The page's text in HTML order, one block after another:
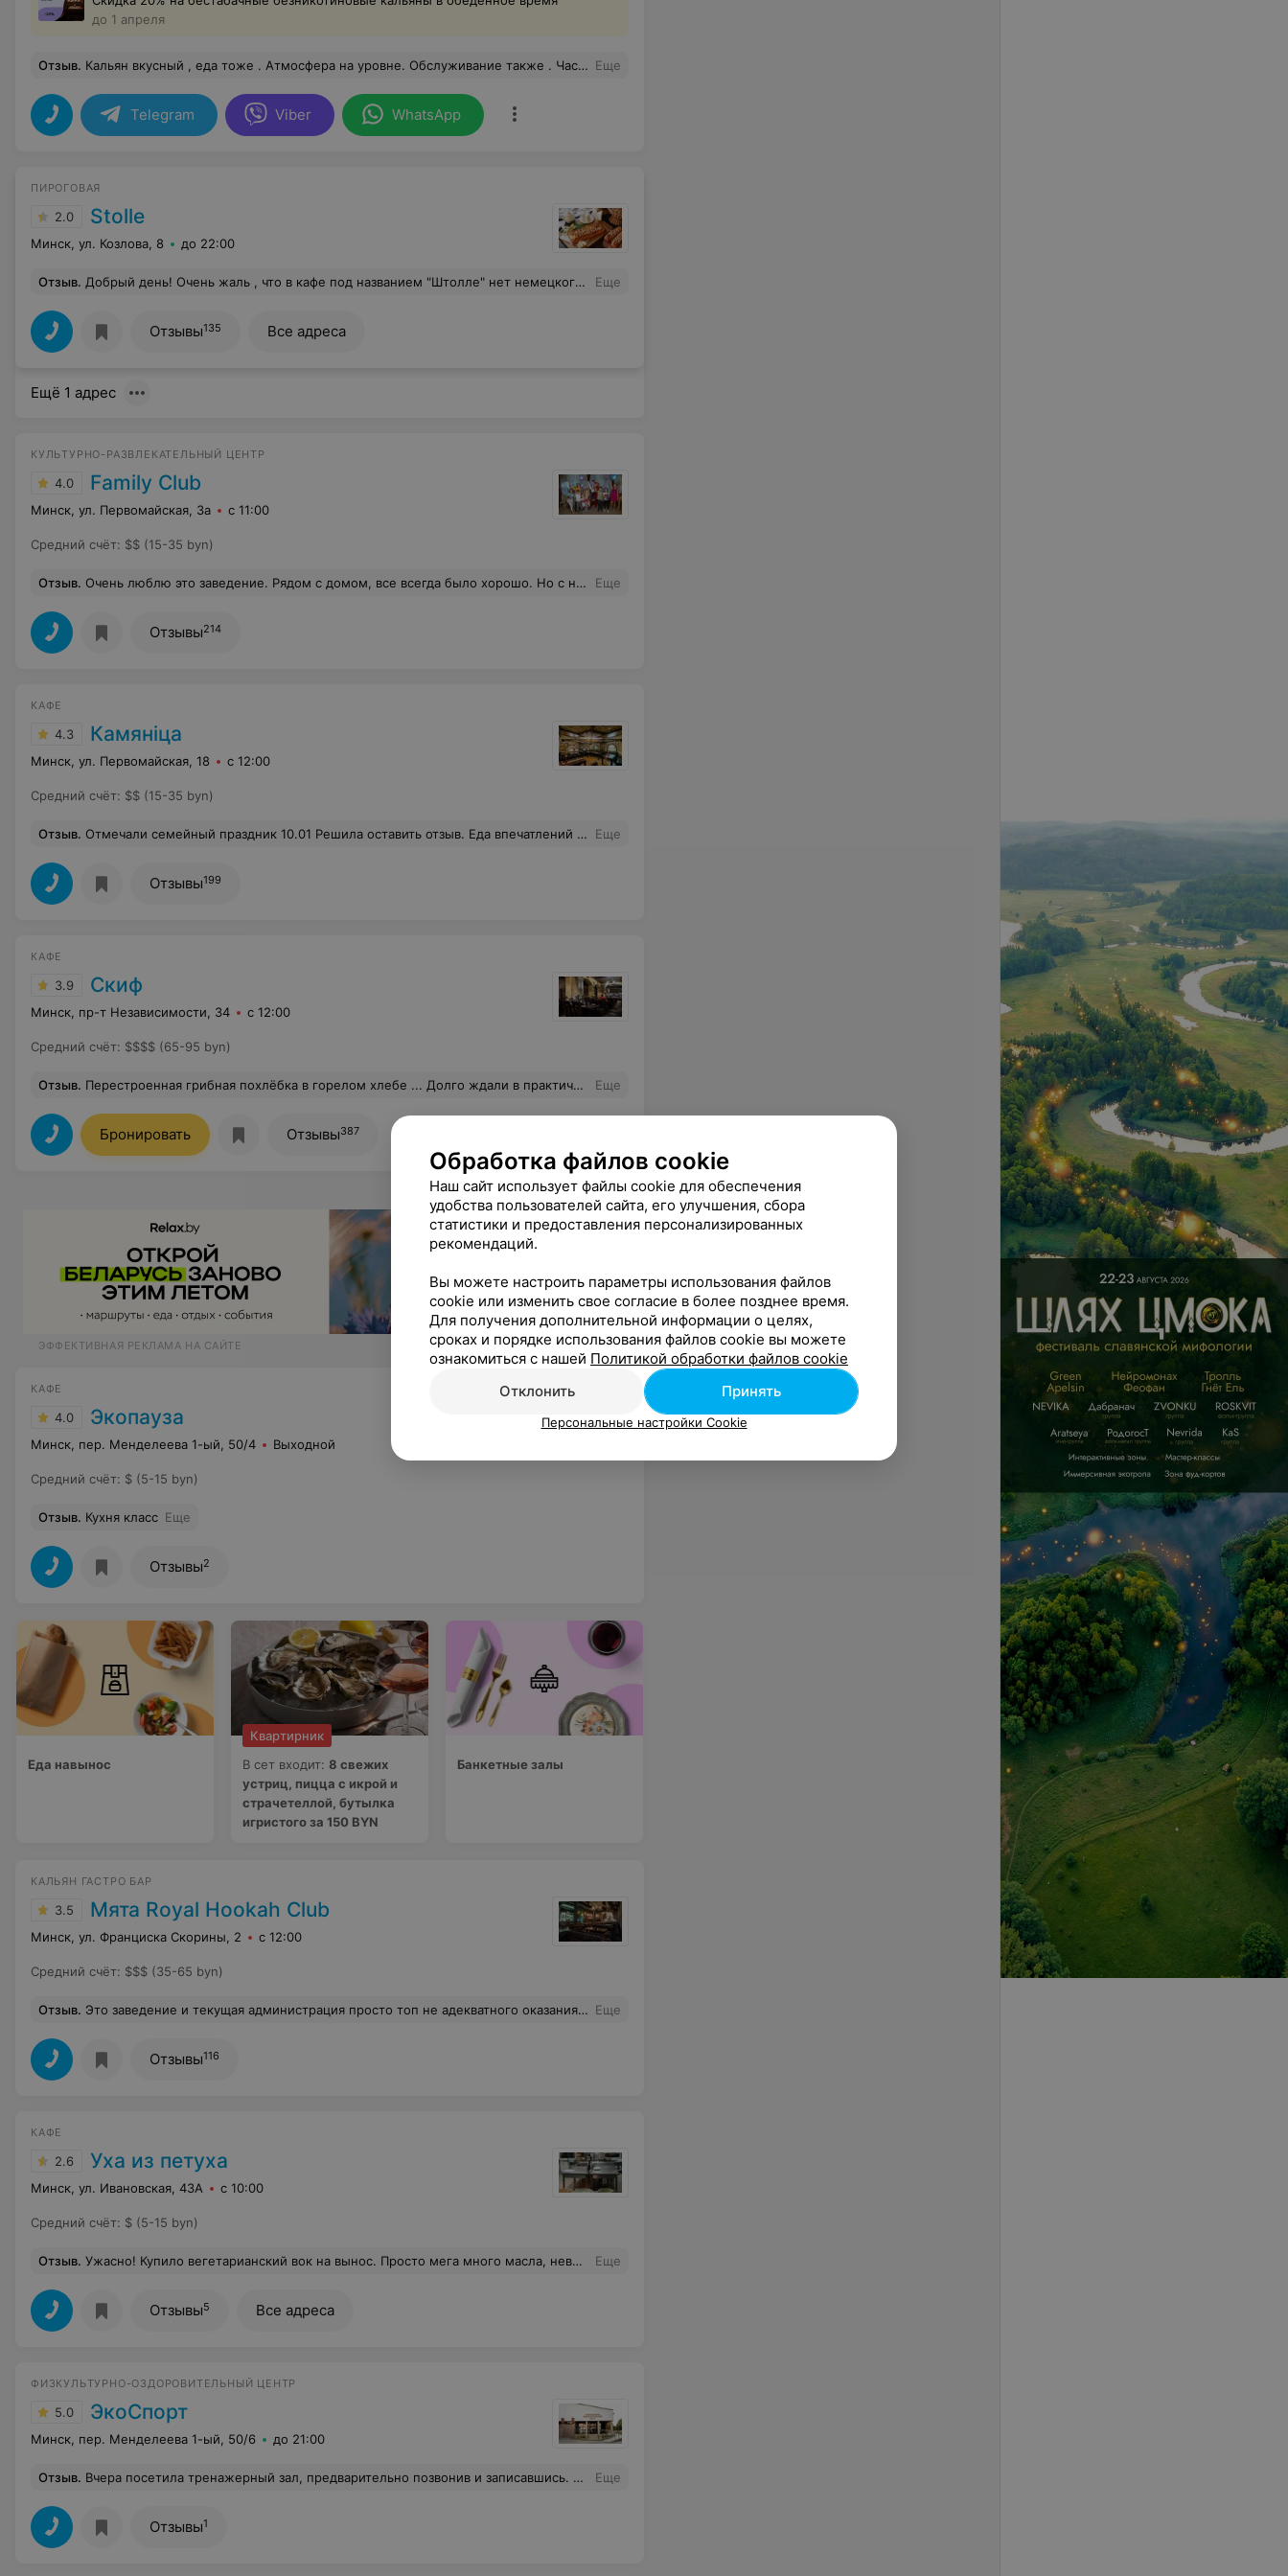
до 1 апреля
Отзыв. Кальян вкусный , еда тоже . Атмосфера на уровне. Обслуживание также . Частичка Питера в Миске Еще
Telegram Viber WhatsApp
ПИРОГОВАЯ
2.0 Stolle
Минск, ул. Козлова, 8 до 22:00
Отзыв. Добрый день! Очень жаль , что в кафе под названием "Штолле" нет немецкого рождественского пирога или кекса Штоллен(Штолля), который готовится за 1-2 недели до праздника и употребляется через этот период! Администрация утверждает , что у них другая история и про эту они знают!! Странно!!! Еще
Отзывы135 Все адреса
Ещё 1 адрес
КУЛЬТУРНО-РАЗВЛЕКАТЕЛЬНЫЙ ЦЕНТР
4.0 Family Сlub
Минск, ул. Первомайская, 3а с 11:00
Средний счёт: $$ (15-35 byn)
Отзыв. Очень люблю это заведение. Рядом с домом, все всегда было хорошо. Но с недавних пор что-то пошло не так. Заказала суп, принесли еле теплый (принесли быстро), попросила подогреть. И снова принесли еле теплый. Спорить и тп не было желания. Ребята, внимательнее к гостям надо быть. Еще
Отзывы214
КАФЕ
4.3 Камяніца
Минск, ул. Первомайская, 18 с 12:00
Средний счёт: $$ (15-35 byn)
Отзыв. Отмечали семейный праздник 10.01 Решила оставить отзыв. Еда впечатлений не оставила . Есть можно, но без желания вернуться ещё раз. Касательно обслуживания- на низком уровне всё. И работа хостес и официантов. Блюда стараются принести быстро и сразу, я бы сказала - торопятся, посуду грязную убирают с трудом. Дозаказ приходилось просить по несколько раз , так как официанты не запоминают , да и не стараются запомнить. Часть блюд по меню - отсутствует. Никому не порекомендую и не вернусь клиентом. Еще
Отзывы199
КАФЕ
3.9 Скиф
Минск, пр-т Независимости, 34 с 12:00
Средний счёт: $$$$ (65-95 byn)
Отзыв. Перестроенная грибная похлёбка в горелом хлебе ... Долго ждали в практически пустом зале официанта, кнопку вызова которого зачем-то установили на столе. При расчете официант даже и не поинтересовалась, понравилась ли нам еда. Конечно, не следует в это пыльное заведение носить денежку. Туалет, кстати, легко нашла по запаху((. Еще
Бронировать Отзывы387
ЭФФЕКТИВНАЯ РЕКЛАМА НА САЙТЕ
КАФЕ
4.0 Экопауза
Минск, пер. Менделеева 1-ый, 50/4 Выходной
Средний счёт: $ (5-15 byn)
Отзыв. Кухня класс Еще
Отзывы2
Еда навынос
Квартирник
В сет входит: 8 свежих
устриц, пицца с икрой и
страчетеллой, бутылка
игристого за 150 BYN
Банкетные залы
КАЛЬЯН ГАСТРО БАР
3.5 Мята Royal Hookah Club
Минск, ул. Франциска Скорины, 2 с 12:00
Средний счёт: $$$ (35-65 byn)
Отзыв. Это заведение и текущая администрация просто топ не адекватного оказания услуг досуга. Заказывал столик через сайт. Мне перезванивал администратор подтвердил заказ. Началось все с того что всех на гостей просто не могли разместить не было кресел или даже стульев. Приходилось как то тесниться, рассаживаться, некоторые коллеги сели по углам стола где хоть был краюшек дивана. На и правда добавили 1 кресло через пару часов, но вечер уже был испорчен, так как ужинать было не удобно. Все закончилось тем что в 21 45 в разгар вечеринки и нашего отдыха к нам подошед администратор и сказал что столик у нас только до 22 00. Это естественно ни кто не обговаривал при пасадке гостей и при брони столика утром. В общем мы не стали спорить, расплатились и ушли . Ребята не тратьте время на это ужасное место. Вот Вам хороший совет. Еще
Отзывы116
КАФЕ
2.6 Уха из петуха
Минск, ул. Ивановская, 43А с 10:00
Средний счёт: $ (5-15 byn)
Отзыв. Ужасно! Купило вегетарианский вок на вынос. Просто мега много масла, невозможно есть, жирно( пришлось часть выкинуть. Отдала почти 6 рублей, неужели за такие деньги нельзя приготовить нормально? Чувство тошноты от жирности надолго( Еще
Отзывы5 Все адреса
ФИЗКУЛЬТУРНО-ОЗДОРОВИТЕЛЬНЫЙ ЦЕНТР
5.0 ЭкоСпорт
Минск, пер. Менделеева 1-ый, 50/6 до 21:00
Отзыв. Вчера посетила тренажерный зал, предварительно позвонив и записавшись. Помещение зала небольшое, заниматься было очень комфортно, есть все необходимые тренажеры на разные группы мышц, музыка, телевизор, кондиционер. Тренажеры все в отличном состоянии, есть фитнес-коврик, гантели, раздевалка, душевая. Администратор провела мини-экскурсию, все рассказала и показала, есть даже массажное кресло (в следующий раз обязательно его опробую после тренировки). Благодарю Вас за атмосферу. Еще
Отзывы1
Обработка файлов cookie
Наш сайт использует файлы cookie для обеспечения
удобства пользователей сайта, его улучшения, сбора
статистики и предоставления персонализированных
рекомендаций.
Вы можете настроить параметры использования файлов
cookie или изменить свое согласие в более позднее время.
Для получения дополнительной информации о целях,
сроках и порядке использования файлов cookie вы можете
ознакомиться с нашей Политикой обработки файлов cookie
Отклонить
Принять
Персональные настройки Cookie